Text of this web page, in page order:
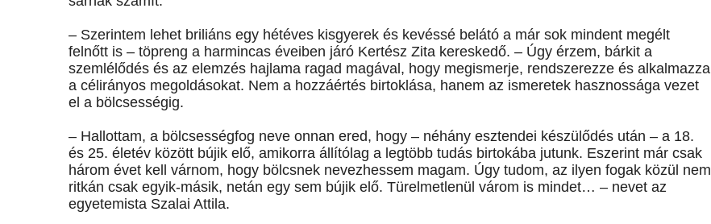
– Szerintem lehet briliáns egy hétéves kisgyerek és kevéssé belátó a már sok mindent megélt
felnőtt is – töpreng a harmincas éveiben járó Kertész Zita kereskedő. – Úgy érzem, bárkit a
szemlélődés és az elemzés hajlama ragad magával, hogy megismerje, rendszerezze és alkalmazza
a célirányos megoldásokat. Nem a hozzáértés birtoklása, hanem az ismeretek hasznossága vezet
el a bölcsességig.
– Hallottam, a bölcsességfog neve onnan ered, hogy – néhány esztendei készülődés után – a 18.
és 25. életév között bújik elő, amikorra állítólag a legtöbb tudás birtokába jutunk. Eszerint már csak
három évet kell várnom, hogy bölcsnek nevezhessem magam. Úgy tudom, az ilyen fogak közül nem
ritkán csak egyik-másik, netán egy sem bújik elő. Türelmetlenül várom is mindet… – nevet az
egyetemista Szalai Attila.